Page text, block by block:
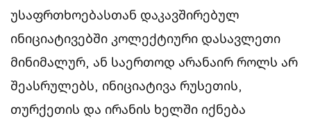
უსაფრთხოებასთან დაკავშირებულ
ინიციატივებში კოლექტიური დასავლეთი
მინიმალურ, ან საერთოდ არანაირ როლს არ
შეასრულებს, ინიციატივა რუსეთის,
თურქეთის და ირანის ხელში იქნება